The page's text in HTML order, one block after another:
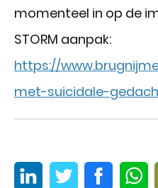
momenteel in op de
STORM aanpak:
https://
met-suicidale-